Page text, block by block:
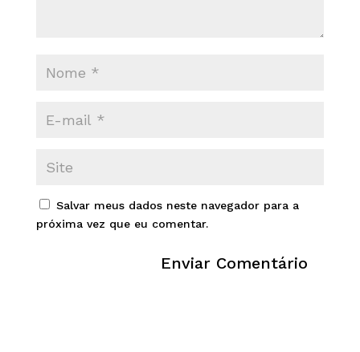
Salvar meus dados neste navegador para a
próxima vez que eu comentar.